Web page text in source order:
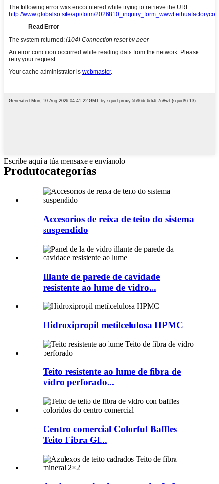
Escribe aquí a túa mensaxe e envíanolo
Produtocategorías
Accesorios de reixa de teito do sistema
suspendido
Illante de parede de cavidade
resistente ao lume de vidro...
Hidroxipropil metilcelulosa HPMC
Teito resistente ao lume de fibra de
vidro perforado...
Centro comercial Colorful Baffles
Teito Fibra Gl...